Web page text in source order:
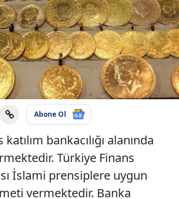
Abone Ol
bankacılığı alanında
Türkiye Finans
İslami prensiplere uygun
vermektedir. Banka